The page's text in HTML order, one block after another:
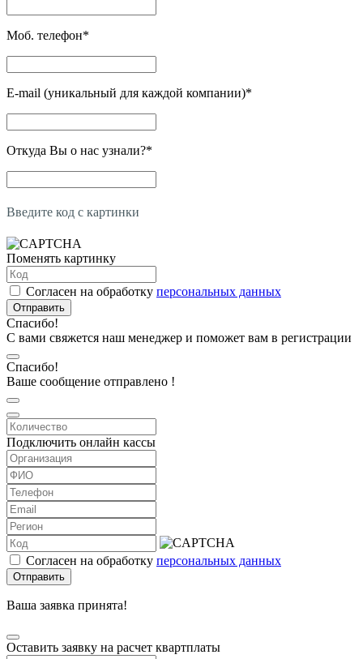
Моб. телефон*
E-mail (уникальный для каждой компании)*
Откуда Вы о нас узнали?*
Введите код с картинки
Поменять картинку
Согласен на обработку персональных данных
Отправить
Спасибо!
С вами свяжется наш менеджер и поможет вам в регистрации
Спасибо!
Ваше сообщение отправлено !
Подключить онлайн кассы
Согласен на обработку персональных данных
Отправить
Ваша заявка принята!
Оставить заявку на расчет квартплаты